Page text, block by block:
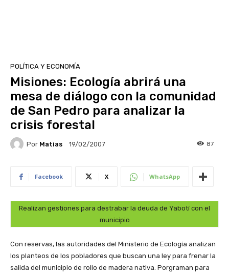
POLÍTICA Y ECONOMÍA
Misiones: Ecología abrirá una
mesa de diálogo con la comunidad
de San Pedro para analizar la
crisis forestal
Por Matias 19/02/2007 87
Facebook X WhatsApp
Realizan gestiones para destrabar la deuda de Yabotí con el
municipio
Con reservas, las autoridades del Ministerio de Ecología analizan
los planteos de los pobladores que buscan una ley para frenar la
salida del municipio de rollo de madera nativa. Porgraman para